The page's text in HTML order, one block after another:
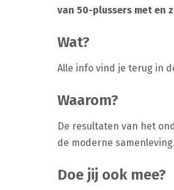
van 50-plussers met en
Wat?
Alle info vind je terug in
Waarom?
De resultaten van het
de moderne samenleving.
Doe jij ook mee?